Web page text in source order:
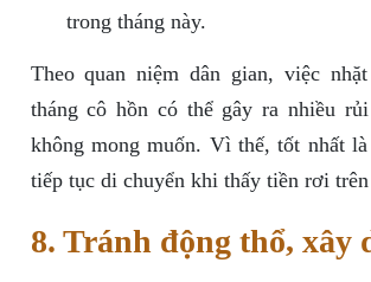
trong tháng này.
Theo quan niệm dân gian, việc
tháng cô hồn có thể gây ra nhiều
không mong muốn. Vì thế, tốt nhất
tiếp tục di chuyển khi thấy tiền rơi
8. Tránh động thổ, xây